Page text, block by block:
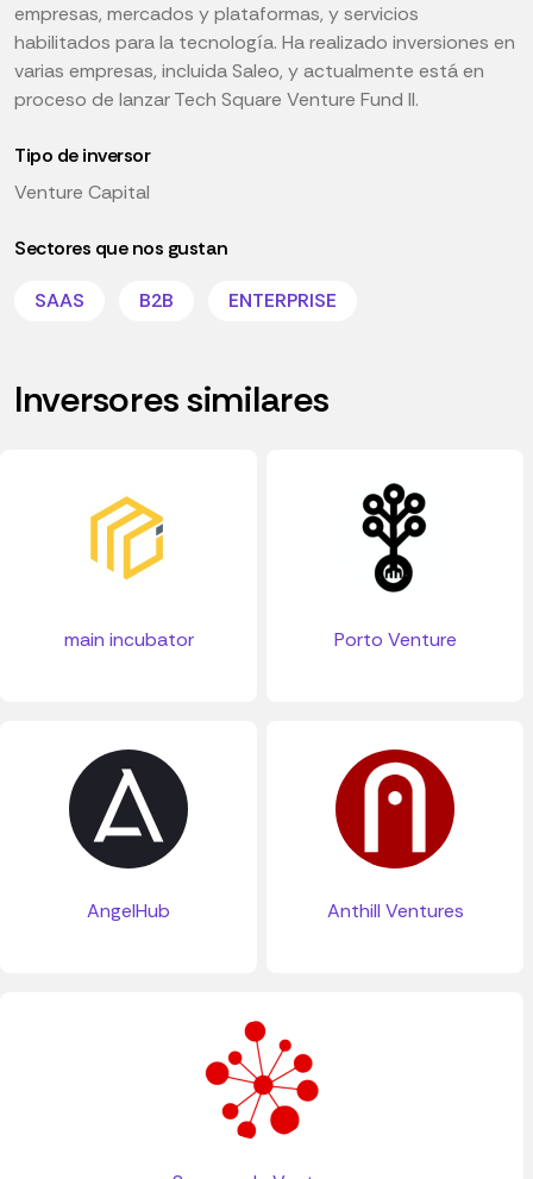
empresas, mercados y plataformas, y servicios
habilitados para la tecnología. Ha realizado inversiones en
varias empresas, incluida Saleo, y actualmente está en
proceso de lanzar Tech Square Venture Fund II.
Tipo de inversor
Venture Capital
Sectores que nos gustan
SAAS B2B ENTERPRISE
Inversores similares
main incubator Porto Venture
AngelHub Anthill Ventures